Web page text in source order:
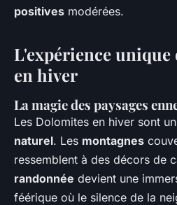
positives modérées.
L'expérience unique
en hiver
La magie des paysages
Les Dolomites en hiver sont
naturel. Les montagnes
ressemblent à des décors de
randonnée devient une
féérique où le silence de la